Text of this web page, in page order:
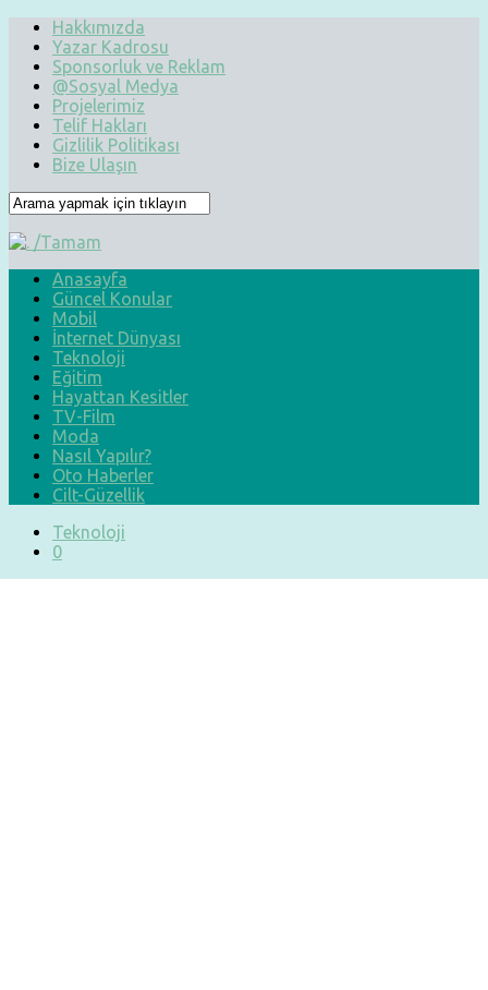
Hakkımızda
Yazar Kadrosu
Sponsorluk ve Reklam
@Sosyal Medya
Projelerimiz
Telif Hakları
Gizlilik Politikası
Bize Ulaşın
Anasayfa
Güncel Konular
Mobil
İnternet Dünyası
Teknoloji
Eğitim
Hayattan Kesitler
TV-Film
Moda
Nasıl Yapılır?
Oto Haberler
Cilt-Güzellik
Teknoloji
0